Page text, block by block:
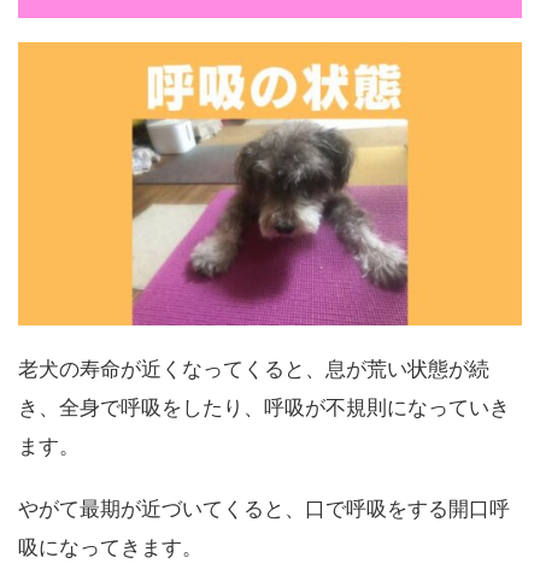
老犬の寿命が近くなってくると、息が荒い状態が続
き、全身で呼吸をしたり、呼吸が不規則になっていき
ます。
やがて最期が近づいてくると、口で呼吸をする開口呼
吸になってきます。